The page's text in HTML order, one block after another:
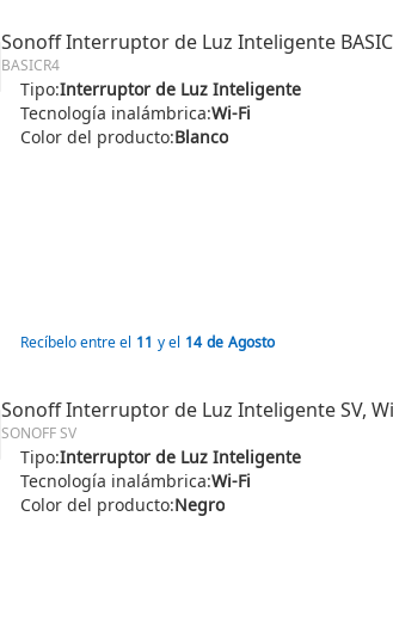
Sonoff Interruptor de Luz Inteligente
BASICR4
Tipo:Interruptor de Luz Inteligente
Tecnología inalámbrica:Wi-Fi
Color del producto:Blanco
Recíbelo entre el 11 y el 14 de Agosto
Sonoff Interruptor de Luz Inteligente SV,
SONOFF SV
Tipo:Interruptor de Luz Inteligente
Tecnología inalámbrica:Wi-Fi
Color del producto:Negro